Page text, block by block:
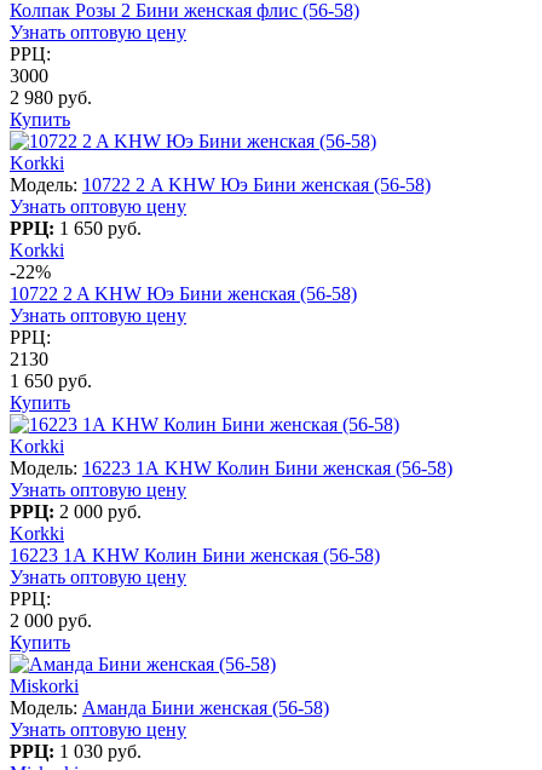
Колпак Розы 2 Бини женская флис (56-58)
Узнать оптовую цену
РРЦ:
3000
2 980 руб.
Купить
Korkki
Модель: 10722 2 A KHW Юэ Бини женская (56-58)
Узнать оптовую цену
РРЦ: 1 650 руб.
Korkki
-22%
10722 2 A KHW Юэ Бини женская (56-58)
Узнать оптовую цену
РРЦ:
2130
1 650 руб.
Купить
Korkki
Модель: 16223 1А KHW Колин Бини женская (56-58)
Узнать оптовую цену
РРЦ: 2 000 руб.
Korkki
16223 1А KHW Колин Бини женская (56-58)
Узнать оптовую цену
РРЦ:
2 000 руб.
Купить
Miskorki
Модель: Аманда Бини женская (56-58)
Узнать оптовую цену
РРЦ: 1 030 руб.